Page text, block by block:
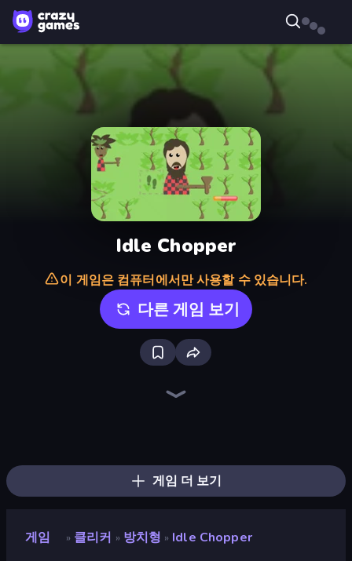
Idle Chopper
이 게임은 컴퓨터에서만 사용할 수 있습니다.
다른 게임 보기
게임 더 보기
게임 » 클리커 » 방치형 » Idle Chopper